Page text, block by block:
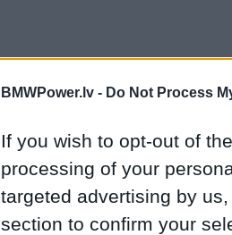
BMWPower.lv - Do Not Process
If you wish to opt-out of
processing of your
targeted advertising by
section to confirm your